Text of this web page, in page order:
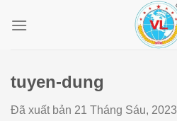
tuyen-dung
Đã xuất bản 21 Tháng Sáu, 2023